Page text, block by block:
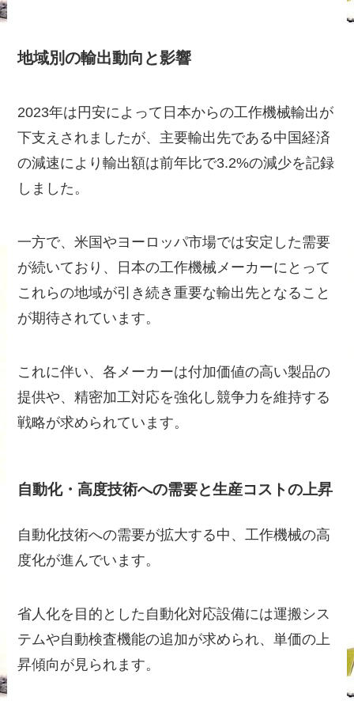
地域別の輸出動向と影響
2023年は円安によって日本からの工作機械輸出が
下支えされましたが、主要輸出先である中国経済
の減速により輸出額は前年比で3.2%の減少を記録
しました。
一方で、米国やヨーロッパ市場では安定した需要
が続いており、日本の工作機械メーカーにとって
これらの地域が引き続き重要な輸出先となること
が期待されています。
これに伴い、各メーカーは付加価値の高い製品の
提供や、精密加工対応を強化し競争力を維持する
戦略が求められています。
自動化・高度技術への需要と生産コストの上昇
自動化技術への需要が拡大する中、工作機械の高
度化が進んでいます。
省人化を目的とした自動化対応設備には運搬シス
テムや自動検査機能の追加が求められ、単価の上
昇傾向が見られます。